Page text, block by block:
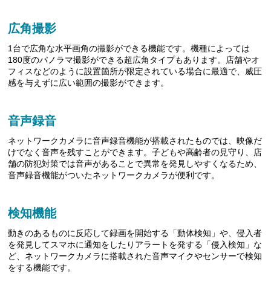
広角撮影
1台で広角な水平画角の撮影ができる機能です。機種によっては
180度のパノラマ撮影ができる超広角タイプもあります。店舗やオ
フィスなどのように設置箇所が限定されている場合に最適で、威圧
感を与えずに広い範囲の撮影ができます。
音声録音
ネットワークカメラに音声録音機能が搭載されたものでは、映像だ
けでなく音声を残すことができます。子どもや高齢者の見守り、店
舗の防犯対策では音声があることで異常を発見しやすくなるため、
音声録音機能がついたネットワークカメラが便利です。
検知機能
動きのあるものに反応して録画を開始する「動体検知」や、侵入者
を発見してスマホに通知をしたりアラートを発する「侵入検知」な
ど、ネットワークカメラに搭載された音声マイクやセンサーで検知
をする機能です。